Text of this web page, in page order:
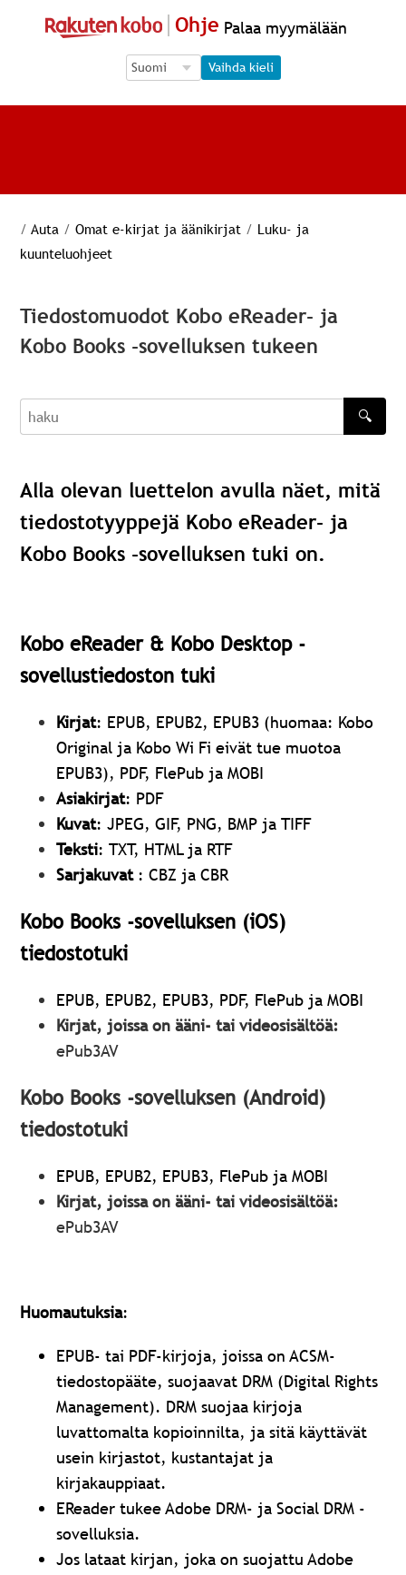
Ohje Palaa myymälään
Language Selection
Language Selection
Vaihda kieli
/ Auta / Omat e-kirjat ja äänikirjat / Luku- ja
kuunteluohjeet
Tiedostomuodot Kobo eReader- ja
Kobo Books -sovelluksen tukeen
haku
🔍
Alla olevan luettelon avulla näet, mitä
tiedostotyyppejä Kobo eReader- ja
Kobo Books -sovelluksen tuki on.
Kobo eReader & Kobo Desktop -
sovellustiedoston tuki
Kirjat: EPUB, EPUB2, EPUB3 (huomaa: Kobo
Original ja Kobo Wi Fi eivät tue muotoa
EPUB3), PDF, FlePub ja MOBI
Asiakirjat: PDF
Kuvat: JPEG, GIF, PNG, BMP ja TIFF
Teksti: TXT, HTML ja RTF
Sarjakuvat : CBZ ja CBR
Kobo Books -sovelluksen (iOS)
tiedostotuki
EPUB, EPUB2, EPUB3, PDF, FlePub ja MOBI
Kirjat, joissa on ääni- tai videosisältöä:
ePub3AV
Kobo Books -sovelluksen (Android)
tiedostotuki
EPUB, EPUB2, EPUB3, FlePub ja MOBI
Kirjat, joissa on ääni- tai videosisältöä:
ePub3AV
Huomautuksia:
EPUB- tai PDF-kirjoja, joissa on ACSM-
tiedostopääte, suojaavat DRM (Digital Rights
Management). DRM suojaa kirjoja
luvattomalta kopioinnilta, ja sitä käyttävät
usein kirjastot, kustantajat ja
kirjakauppiaat.
EReader tukee Adobe DRM- ja Social DRM -
sovelluksia.
Jos lataat kirjan, joka on suojattu Adobe